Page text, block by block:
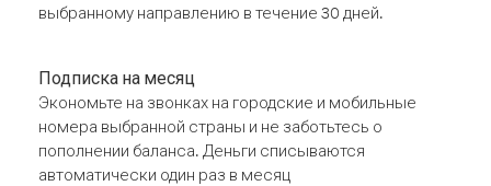
выбранному направлению в течение 30 дней.
Подписка на месяц
Экономьте на звонках на городские и мобильные
номера выбранной страны и не заботьтесь о
пополнении баланса. Деньги списываются
автоматически один раз в месяц